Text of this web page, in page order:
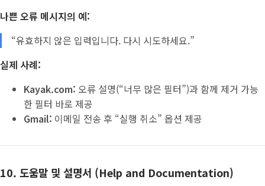
나쁜 오류 메시지의 예:
“유효하지 않은 입력입니다. 다시 시도하세요.”
실제 사례:
Kayak.com: 오류 설명(“너무 많은 필터”)과 함께 제거 가능
한 필터 바로 제공
Gmail: 이메일 전송 후 “실행 취소” 옵션 제공
10. 도움말 및 설명서 (Help and Documentation)